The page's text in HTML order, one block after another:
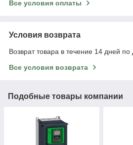
Все условия оплаты
Условия возврата
Возврат товара в течение 14 дней по
Все условия возврата
Подобные товары компании